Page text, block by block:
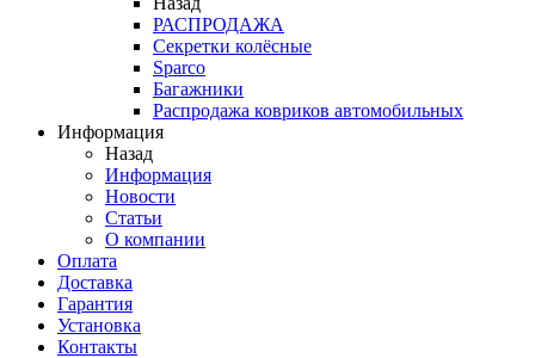
РАСПРОДАЖА
Секретки колёсные
Sparco
Багажники
Распродажа ковриков автомобильных
Информация
Назад
Информация
Новости
Статьи
О компании
Оплата
Доставка
Гарантия
Установка
Контакты